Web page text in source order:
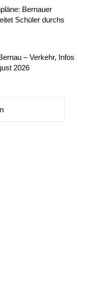
Bernauer
Schüler durchs
– Verkehr, Infos
2026